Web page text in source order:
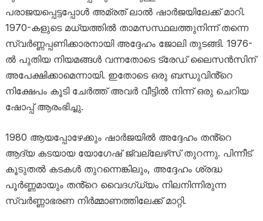
പരാജയപ്പെട്ടപ്പോൾ അമ്രത് ലാൽ ഷാർജയിലേക്ക് മാറി.
1970-കളുടെ മധ്യത്തിൽ താമസസ്ഥലത്തുനിന്ന് തന്നെ
സ്വർണ്ണപ്പണിക്കാരനായി അദ്ദേഹം ജോലി തുടങ്ങി. 1976-
ൽ പുതിയ നിയമങ്ങൾ വന്നതോടെ ട്രേഡ് ലൈസൻസിന്
അപേക്ഷിക്കാമെന്നായി. ഇതോടെ ഒരു ബന്ധുവിൻ്റെ
നിക്ഷേപം കൂടി ചേർത്ത് അവർ വീട്ടിൽ നിന്ന് ഒരു ചെറിയ
ഷോപ്പ് ആരംഭിച്ചു.
1980 ആയപ്പോഴേക്കും ഷാർജയിൽ അദ്ദേഹം തൻ്റെ
ആദ്യ കടയായ യോഗേഷ് ജ്വല്ലേഴ്‌സ് തുറന്നു. പിന്നീട്
കൂടുതൽ കടകൾ തുറന്നെങ്കിലും, അദ്ദേഹം ശ്രദ്ധ
പൂർണ്ണമായും തൻ്റെ വൈദഗ്ധ്യം നിലനിന്നിരുന്ന
സ്വർണ്ണാഭരണ നിർമ്മാണത്തിലേക്ക് മാറ്റി.